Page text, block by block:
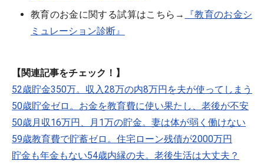
教育のお金に関する試算はこちら→
『教育のお金シ
ミュレーション診断』
【関連記事をチェック！】
52歳貯金350万。収入28万の内8万円を夫が使ってしまう
50歳貯金ゼロ。お金を教育費に使い果たし、老後が不安
50歳月収16万円、月1万の貯金。妻は体が弱く働けない
59歳教育費で貯蓄ゼロ。住宅ローン残債が2000万円
貯金も年金もない54歳内縁の夫。老後生活は大丈夫？